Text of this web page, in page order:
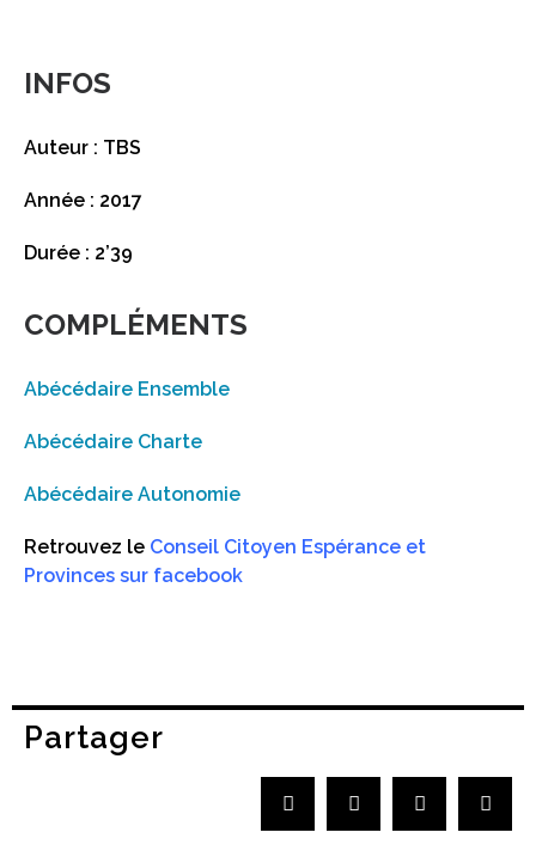
INFOS
Auteur : TBS
Année : 2017
Durée : 2’39
COMPLÉMENTS
Abécédaire Ensemble
Abécédaire Charte
Abécédaire Autonomie
Retrouvez le Conseil Citoyen Espérance et
Provinces sur facebook
Partager